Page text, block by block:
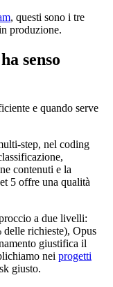
, questi sono i tre
produzione.
senso
e quando serve
step, nel coding
contenuti e la
5 offre una qualità
a due livelli:
richieste), Opus
giustifica il
nei progetti
giusto.